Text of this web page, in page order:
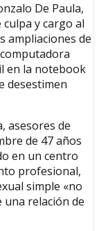
De Paula,
y cargo al
ampliaciones de
en la notebook
desestimen
asesores de
de 47 años
en un centro
profesional,
simple «no
relación de